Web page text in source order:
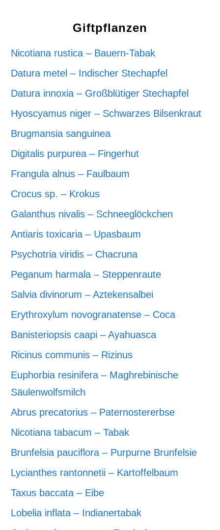
Giftpflanzen
Nicotiana rustica – Bauern-Tabak
Datura metel – Indischer Stechapfel
Datura innoxia – Großblütiger Stechapfel
Hyoscyamus niger – Schwarzes Bilsenkraut
Brugmansia sanguinea
Digitalis purpurea – Fingerhut
Frangula alnus – Faulbaum
Crocus sp. – Krokus
Galanthus nivalis – Schneeglöckchen
Antiaris toxicaria – Upasbaum
Psychotria viridis – Chacruna
Peganum harmala – Steppenraute
Salvia divinorum – Aztekensalbei
Erythroxylum novogranatense – Coca
Banisteriopsis caapi – Ayahuasca
Ricinus communis – Rizinus
Euphorbia resinifera – Maghrebinische
Säulenwolfsmilch
Abrus precatorius – Paternostererbse
Nicotiana tabacum – Tabak
Brunfelsia pauciflora – Purpurne Brunfelsie
Lycianthes rantonnetii – Kartoffelbaum
Taxus baccata – Eibe
Lobelia inflata – Indianertabak